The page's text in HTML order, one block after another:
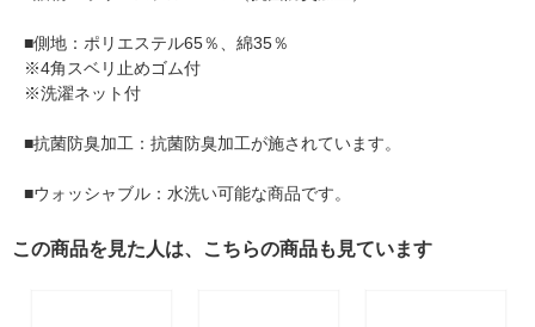
■側地：ポリエステル65％、綿35％
※4角スベリ止めゴム付
※洗濯ネット付
■抗菌防臭加工：抗菌防臭加工が施されています。
■ウォッシャブル：水洗い可能な商品です。
この商品を見た人は、こちらの商品も見ています